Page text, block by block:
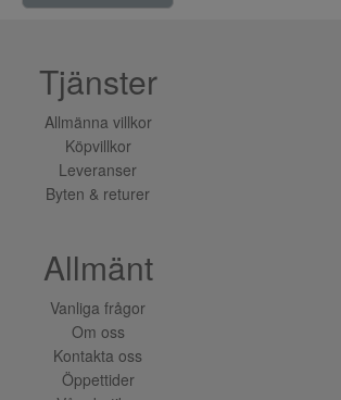
Tjänster
Allmänna villkor
Köpvillkor
Leveranser
Byten & returer
Allmänt
Vanliga frågor
Om oss
Kontakta oss
Öppettider